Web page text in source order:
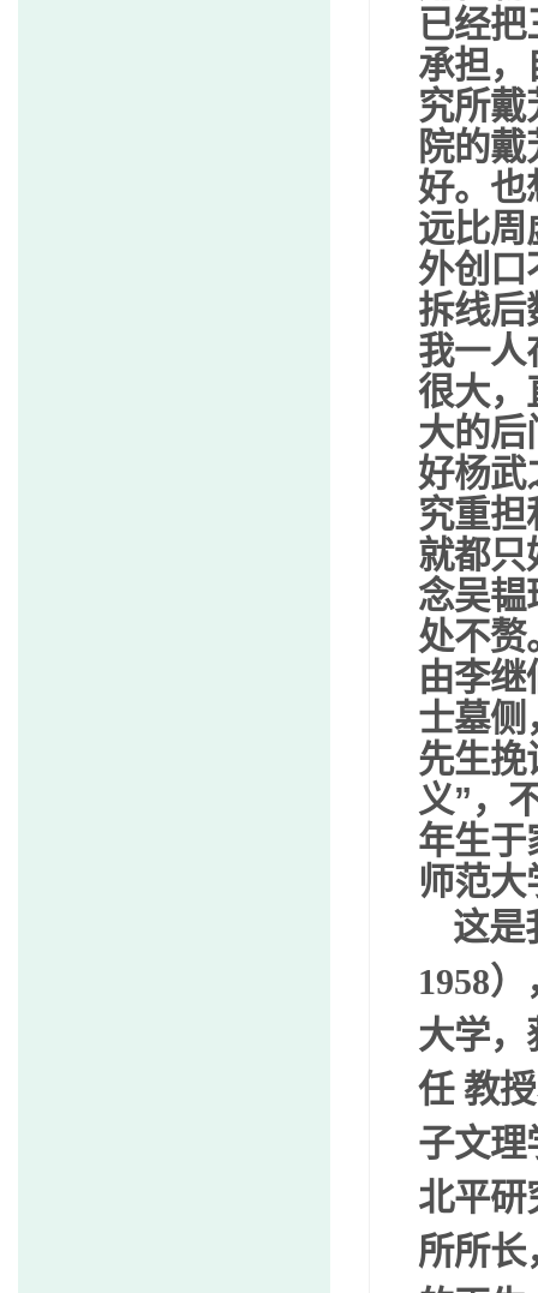
已经把
承担，
究所戴
院的
好。也
远比周
外创口
拆线后
我一人
很大，
大的后
好杨武
究重担
就都只
念吴韫
处不赘
由李继
士墓侧
先生挽
义”，
年生于
师范
这是
1958）
大学
任 教
子文理
北平研
所所长